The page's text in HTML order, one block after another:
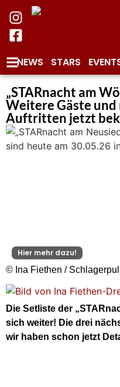
NEWS STARS
„STARnacht am
Weitere Gäste und
Auftritten jetzt
Hier mehr dazu!
© Ina Fiethen /
Die Setliste der
sich weiter! Die drei
wir haben schon jetzt